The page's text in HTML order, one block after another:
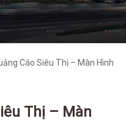
Cáo Siêu Thị – Màn Hình
Thị – Màn